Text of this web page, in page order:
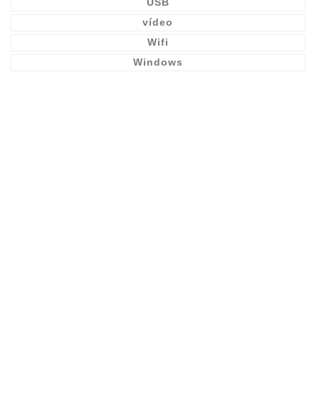
USB
vídeo
Wifi
Windows